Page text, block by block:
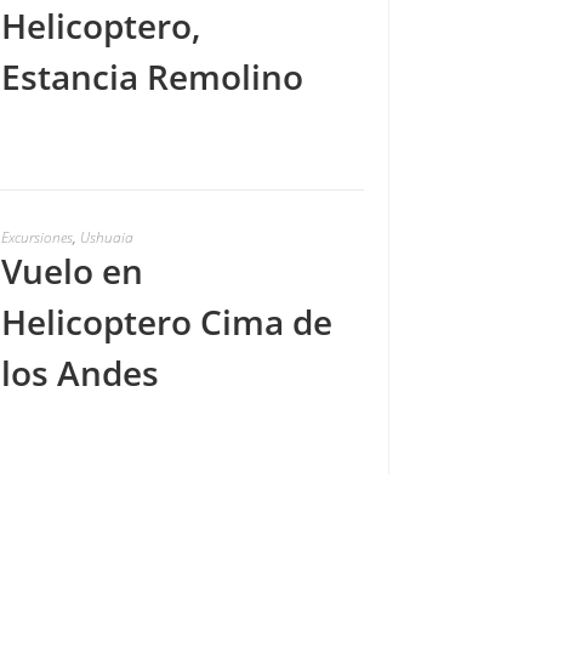
Helicoptero,
Estancia Remolino
Excursiones, Ushuaia
Vuelo en
Helicoptero Cima de
los Andes
Quienes somos